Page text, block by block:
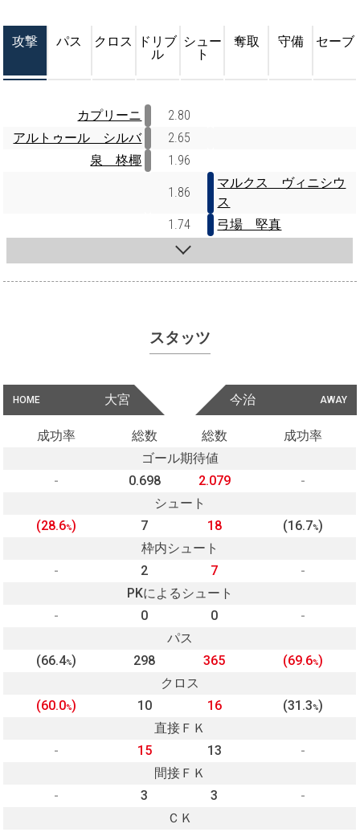
攻撃 パス クロス
ドリブ
ル
シュー
ト
奪取 守備 セーブ
カプリーニ
2.80
アルトゥール シルバ
2.65
泉 柊椰
1.96
1.86
マルクス ヴィニシウ
ス
1.74
弓場 堅真
スタッツ
HOME 大宮 AWAY
今治
成功率 総数 総数
成功率
ゴール期待値
-
0.698 2.079
-
シュート
(28.6%) 7 18 (16.7%)
枠内シュート
-
2 7
-
PKによるシュート
-
0 0
-
パス
(66.4%) 298 365 (69.6%)
クロス
(60.0%) 10 16 (31.3%)
直接ＦＫ
-
15 13
-
間接ＦＫ
-
3 3
-
ＣＫ